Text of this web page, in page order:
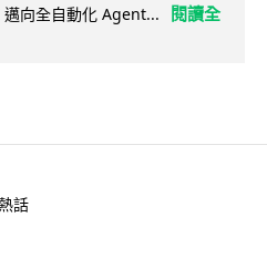
向全自動化 Agent...
閱讀全
話